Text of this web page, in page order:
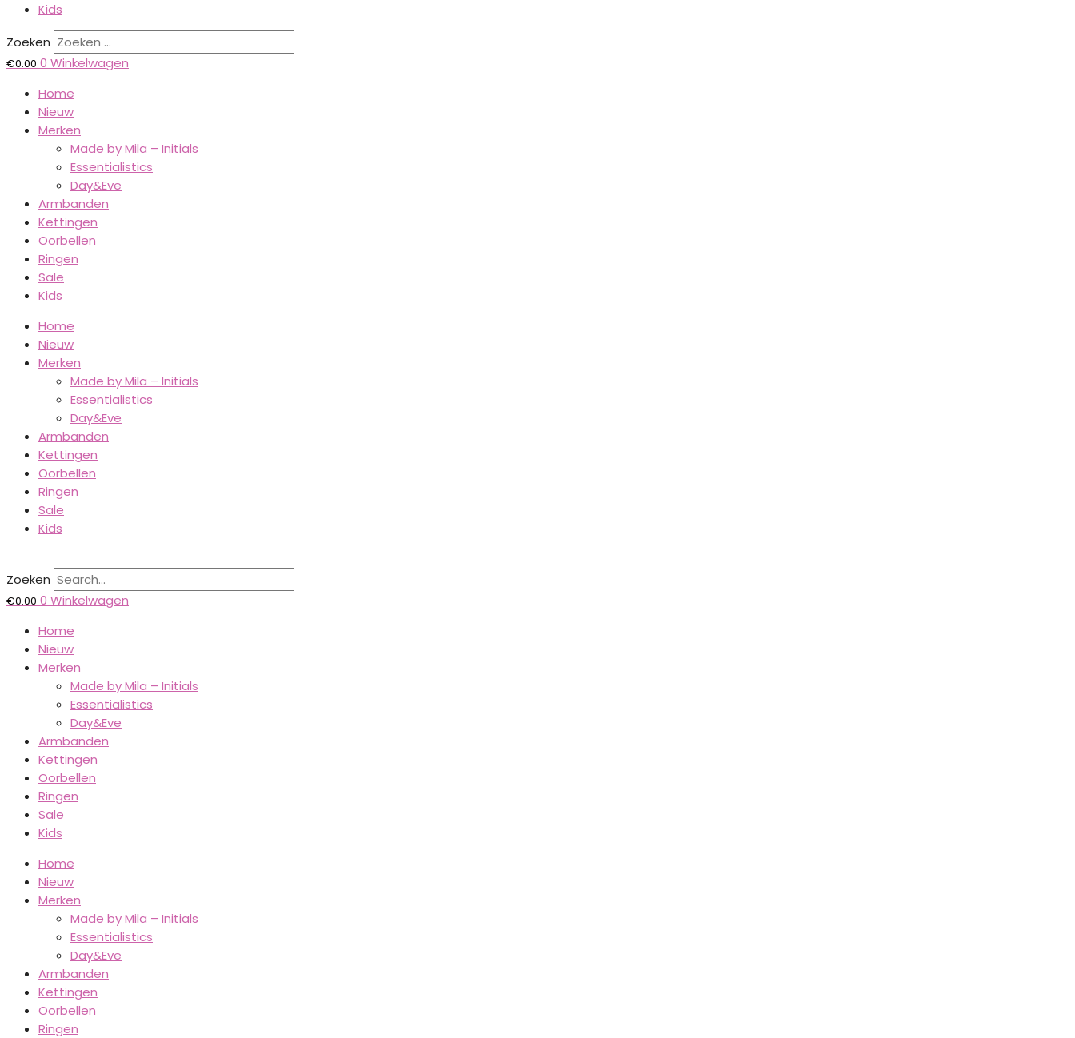
Kids
Zoeken
€0.00 0 Winkelwagen
Home
Nieuw
Merken
Made by Mila – Initials
Essentialistics
Day&Eve
Armbanden
Kettingen
Oorbellen
Ringen
Sale
Kids
Home
Nieuw
Merken
Made by Mila – Initials
Essentialistics
Day&Eve
Armbanden
Kettingen
Oorbellen
Ringen
Sale
Kids
Zoeken
€0.00 0 Winkelwagen
Home
Nieuw
Merken
Made by Mila – Initials
Essentialistics
Day&Eve
Armbanden
Kettingen
Oorbellen
Ringen
Sale
Kids
Home
Nieuw
Merken
Made by Mila – Initials
Essentialistics
Day&Eve
Armbanden
Kettingen
Oorbellen
Ringen